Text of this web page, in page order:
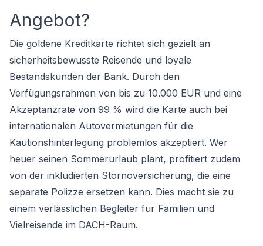
Angebot?
Die goldene Kreditkarte richtet sich gezielt an
sicherheitsbewusste Reisende und loyale
Bestandskunden der Bank. Durch den
Verfügungsrahmen von bis zu 10.000 EUR und eine
Akzeptanzrate von 99 % wird die Karte auch bei
internationalen Autovermietungen für die
Kautionshinterlegung problemlos akzeptiert. Wer
heuer seinen Sommerurlaub plant, profitiert zudem
von der inkludierten Stornoversicherung, die eine
separate Polizze ersetzen kann. Dies macht sie zu
einem verlässlichen Begleiter für Familien und
Vielreisende im DACH-Raum.